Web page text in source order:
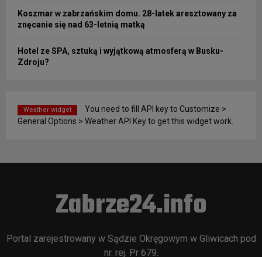
Koszmar w zabrzańskim domu. 28-latek aresztowany za
znęcanie się nad 63-letnią matką
Hotel ze SPA, sztuką i wyjątkową atmosferą w Busku-
Zdroju?
Weather widget
You need to fill API key to Customize >
General Options > Weather API Key to get this widget work.
Zabrze24.info
Portal zarejestrowany w Sądzie Okręgowym w Gliwicach pod
nr. rej. Pr 679.